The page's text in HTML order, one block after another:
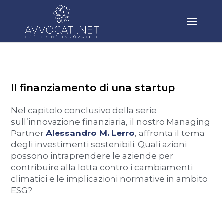
Il finanziamento di una startup
Nel capitolo conclusivo della serie
sull’innovazione finanziaria, il nostro Managing
PartnerAlessandro M. Lerro, affronta il tema
degli investimenti sostenibili. Quali azioni
possono intraprendere le aziende per
contribuire alla lotta contro i cambiamenti
climatici e le implicazioni normative in ambito
ESG?